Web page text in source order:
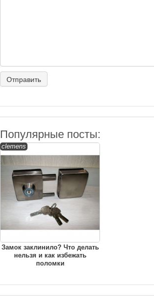
Популярные посты:
clemens
Замок заклинило? Что делать
нельзя и как избежать
поломки